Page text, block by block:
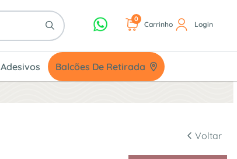
Carrinho
0
Login
Adesivos Balcões De Retirada
Balcões De Retirada
Voltar